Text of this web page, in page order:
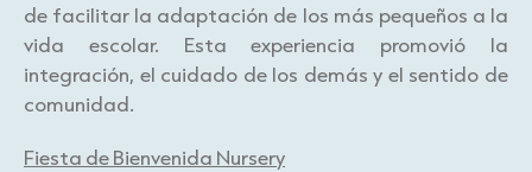
de facilitar la adaptación de los más pequeños a la
vida escolar. Esta experiencia promovió la
integración, el cuidado de los demás y el sentido de
comunidad.
Fiesta de Bienvenida Nursery